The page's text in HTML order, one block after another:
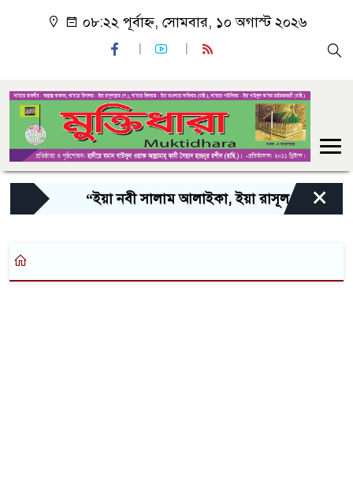
০৮:২২ পূর্বাহ্ন, সোমবার, ১০ অগাস্ট ২০২৬
“ইয়া নবী সালাম আলাইকা, ইয়া রাসূল সালাম
×